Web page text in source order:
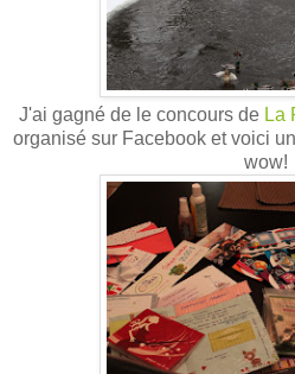
J'ai gagné de le concours de La
organisé sur Facebook et voici
wow!